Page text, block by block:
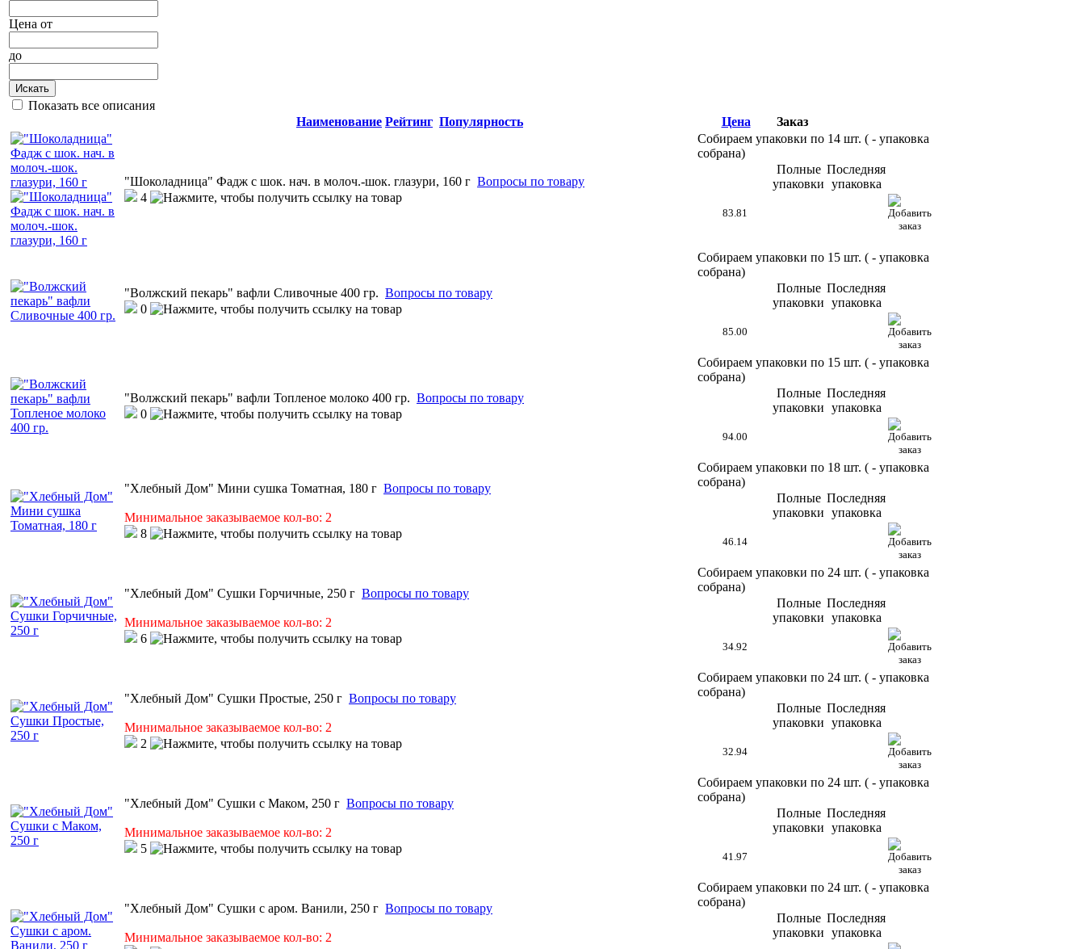
Цена от
до
Искать
Показать все описания
Наименование Рейтинг Популярность Цена Заказ
"Шоколадница" Фадж с шок. нач. в молоч.-шок. глазури, 160 г Вопросы по товару
4
Собираем упаковки по 14 шт. ( - упаковка
собрана)
Полные
упаковки
Последняя
упаковка
83.81
"Волжский пекарь" вафли Сливочные 400 гр. Вопросы по товару
0
Собираем упаковки по 15 шт. ( - упаковка
собрана)
Полные
упаковки
Последняя
упаковка
85.00
"Волжский пекарь" вафли Топленое молоко 400 гр. Вопросы по товару
0
Собираем упаковки по 15 шт. ( - упаковка
собрана)
Полные
упаковки
Последняя
упаковка
94.00
"Хлебный Дом" Мини сушка Томатная, 180 г Вопросы по товару
Минимальное заказываемое кол-во: 2
8
Собираем упаковки по 18 шт. ( - упаковка
собрана)
Полные
упаковки
Последняя
упаковка
46.14
"Хлебный Дом" Сушки Горчичные, 250 г Вопросы по товару
Минимальное заказываемое кол-во: 2
6
Собираем упаковки по 24 шт. ( - упаковка
собрана)
Полные
упаковки
Последняя
упаковка
34.92
"Хлебный Дом" Сушки Простые, 250 г Вопросы по товару
Минимальное заказываемое кол-во: 2
2
Собираем упаковки по 24 шт. ( - упаковка
собрана)
Полные
упаковки
Последняя
упаковка
32.94
"Хлебный Дом" Сушки с Маком, 250 г Вопросы по товару
Минимальное заказываемое кол-во: 2
5
Собираем упаковки по 24 шт. ( - упаковка
собрана)
Полные
упаковки
Последняя
упаковка
41.97
"Хлебный Дом" Сушки с аром. Ванили, 250 г Вопросы по товару
Минимальное заказываемое кол-во: 2
Собираем упаковки по 24 шт. ( - упаковка
собрана)
Полные
упаковки
Последняя
упаковка